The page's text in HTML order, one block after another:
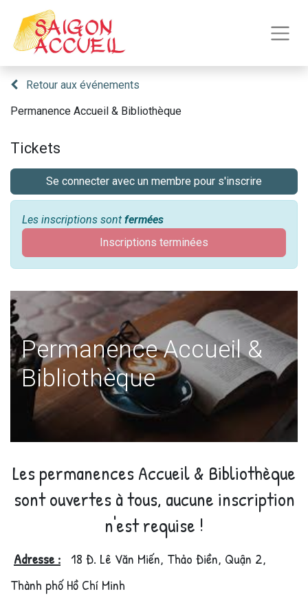
Retour aux événements
Permanence Accueil & Bibliothèque
Tickets
Se connecter avec un membre pour s'inscrire
Les inscriptions sont fermées
Inscriptions terminées
Permanence Accueil &
Bibliothèque
Les permanences Accueil & Bibliothèque
sont ouvertes à tous, aucune inscription
n'est requise !
Adresse : 18 Đ. Lê Văn Miến, Thảo Điền, Quận 2,
Thành phố Hồ Chí Minh